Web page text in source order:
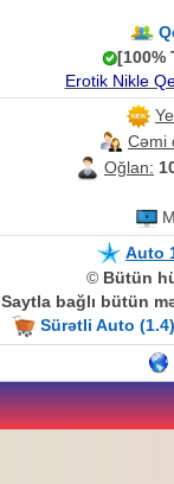
[100%
Erotik Nikle
Cəmi
Oğlan:
Auto
© Bütün
Saytla bağlı bütün
Sürətli Auto